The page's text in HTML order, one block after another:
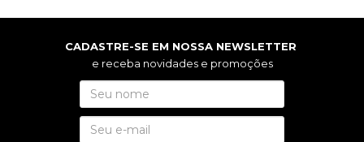
CADASTRE-SE EM NOSSA NEWSLETTER
e receba novidades e promoções